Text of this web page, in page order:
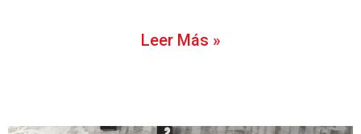
Leer Más »